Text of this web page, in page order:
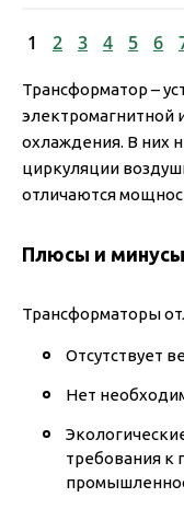
1 2 3 4 5 6
Трансформатор –
электромагнитной
охлаждения. В них
циркуляции
отличаются
Плюсы и минусы
Трансформаторы
Отсутствует
Нет
требования к